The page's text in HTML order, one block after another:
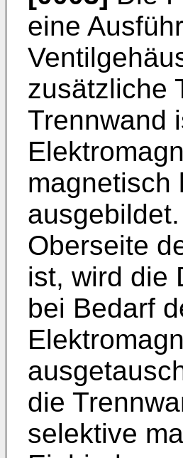
eine
zusätzliche
Trennwand
magnetisch
Oberseite
ist, wird die
bei Bedarf
die
selektive